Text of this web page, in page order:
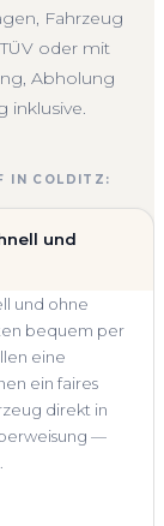
Fahrzeug
oder mit
Abholung
inklusive.
IN COLDITZ:
und
und ohne
bequem per
eine
ein faires
direkt in
—